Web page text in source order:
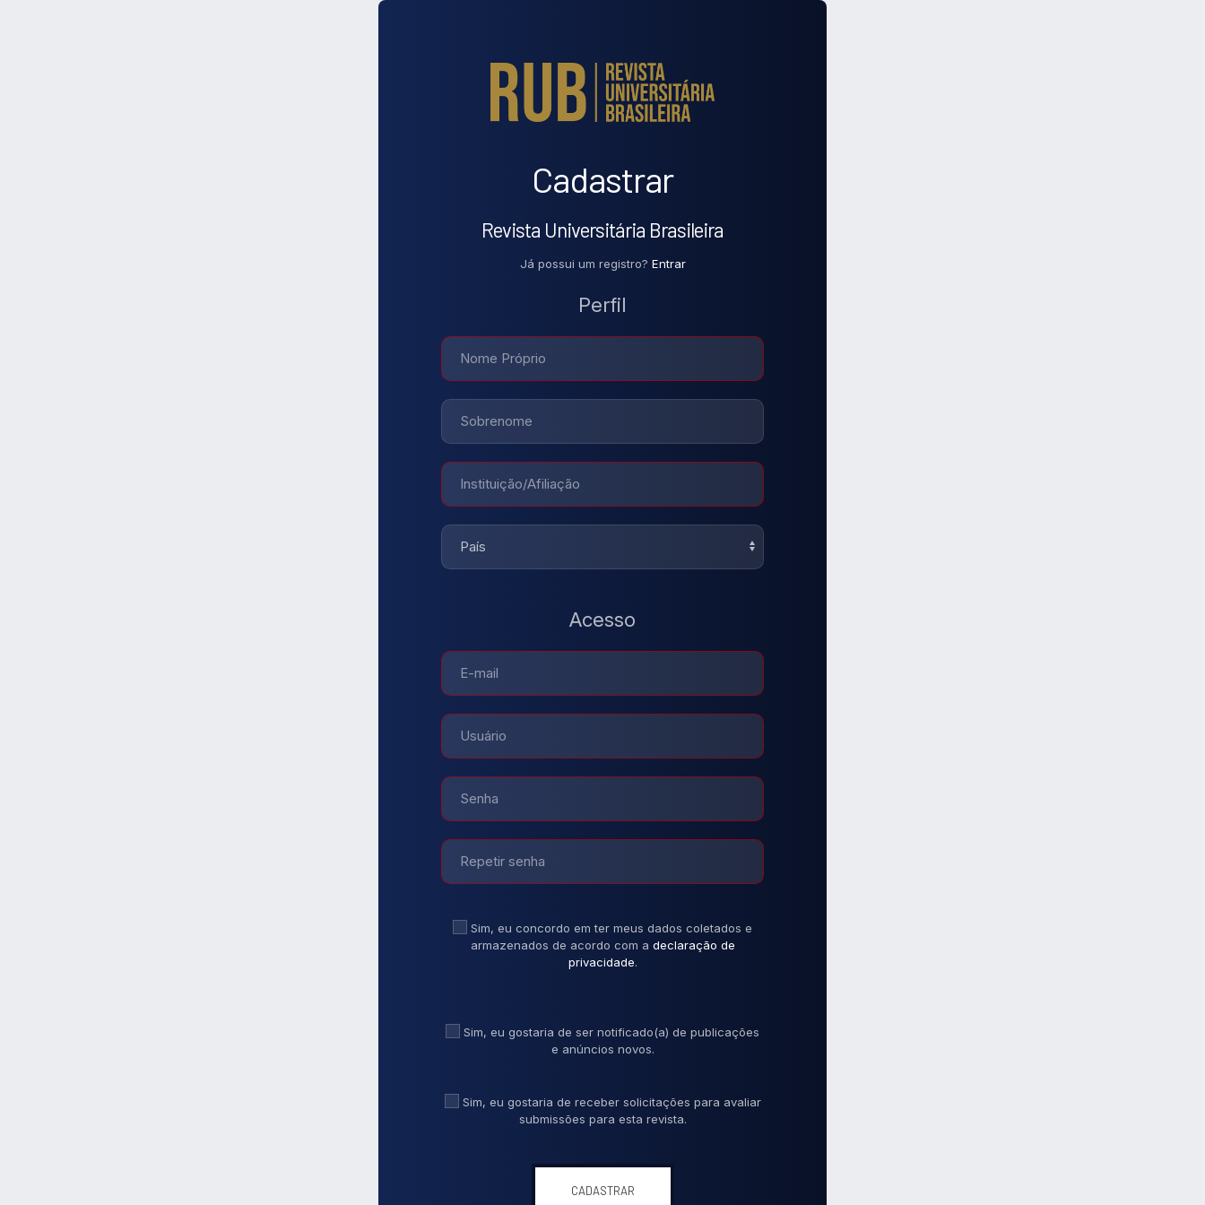
Cadastrar
Revista Universitária Brasileira
Já possui um registro? Entrar
Perfil
Acesso
armazenados de acordo com a declaração de
privacidade.
e anúncios novos.
Sim, eu gostaria de receber solicitações para avaliar
submissões para esta revista.
CADASTRAR